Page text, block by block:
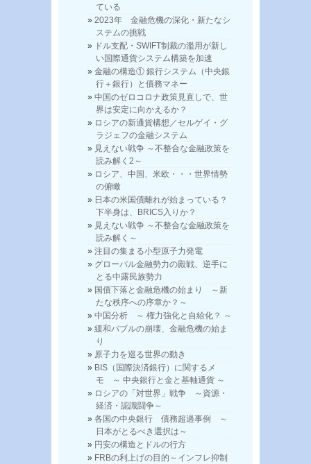
ている
2023年 金融危機の深化・新たなシ
ステムの挑戦
ドル支配・SWIFT制裁の濫用が新し
い国際通貨システム構築を加速
金融の構造① 銀行システム（中央銀
行＋銀行）と債務マネー
中国のゼロコロナ政策見直しで、世
界は安定に向かえるか？
ロシアの新通貨構想／セルゲイ・グ
ラジェフの金融システム
見えない戦争 ～不整合な金融政策を
読み解く2～
ロシア、中国、米欧・・・世界情勢
の俯瞰
日本の米国債離れが始まっている？
下半身は、BRICS入りか？
見えない戦争 ～不整合な金融政策を
読み解く～
注目の集まる小型原子力発電
グローバル金融勢力の殿戦、逆手に
とる中露民族勢力
国債下落と金融危機の始まり ～新
たな秩序への序章か？～
中国分析 ～ 権力強化と自給化？ ～
緩和バブルの崩壊、金融危機の始ま
り
原子力を巡る世界の動き
BIS（国際決済銀行）に関するメ
モ ～ 中央銀行と金と基軸通貨 ～
ロシアの「対世界」戦争 ～資源・
経済・認識闘争～
各国の中央銀行 債務超過事例 ～
日本がとるべき選択は～
円安の構造とドルの行方
FRBの利上げの目的～インフレ抑制